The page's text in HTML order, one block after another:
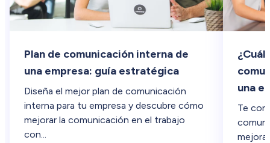
Plan de comunicación interna de
una empresa: guía estratégica
Diseña el mejor plan de comunicación
interna para tu empresa y descubre cómo
mejorar la comunicación en el trabajo
con...
una
Te